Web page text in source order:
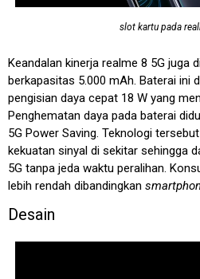
slot kartu pada
Keandalan kinerja realme 8 5G juga
berkapasitas 5.000 mAh. Baterai ini
pengisian daya cepat 18 W yang
Penghematan daya pada baterai
5G Power Saving. Teknologi
kekuatan sinyal di sekitar sehingga
5G tanpa jeda waktu peralihan.
lebih rendah dibandingkan
Desain